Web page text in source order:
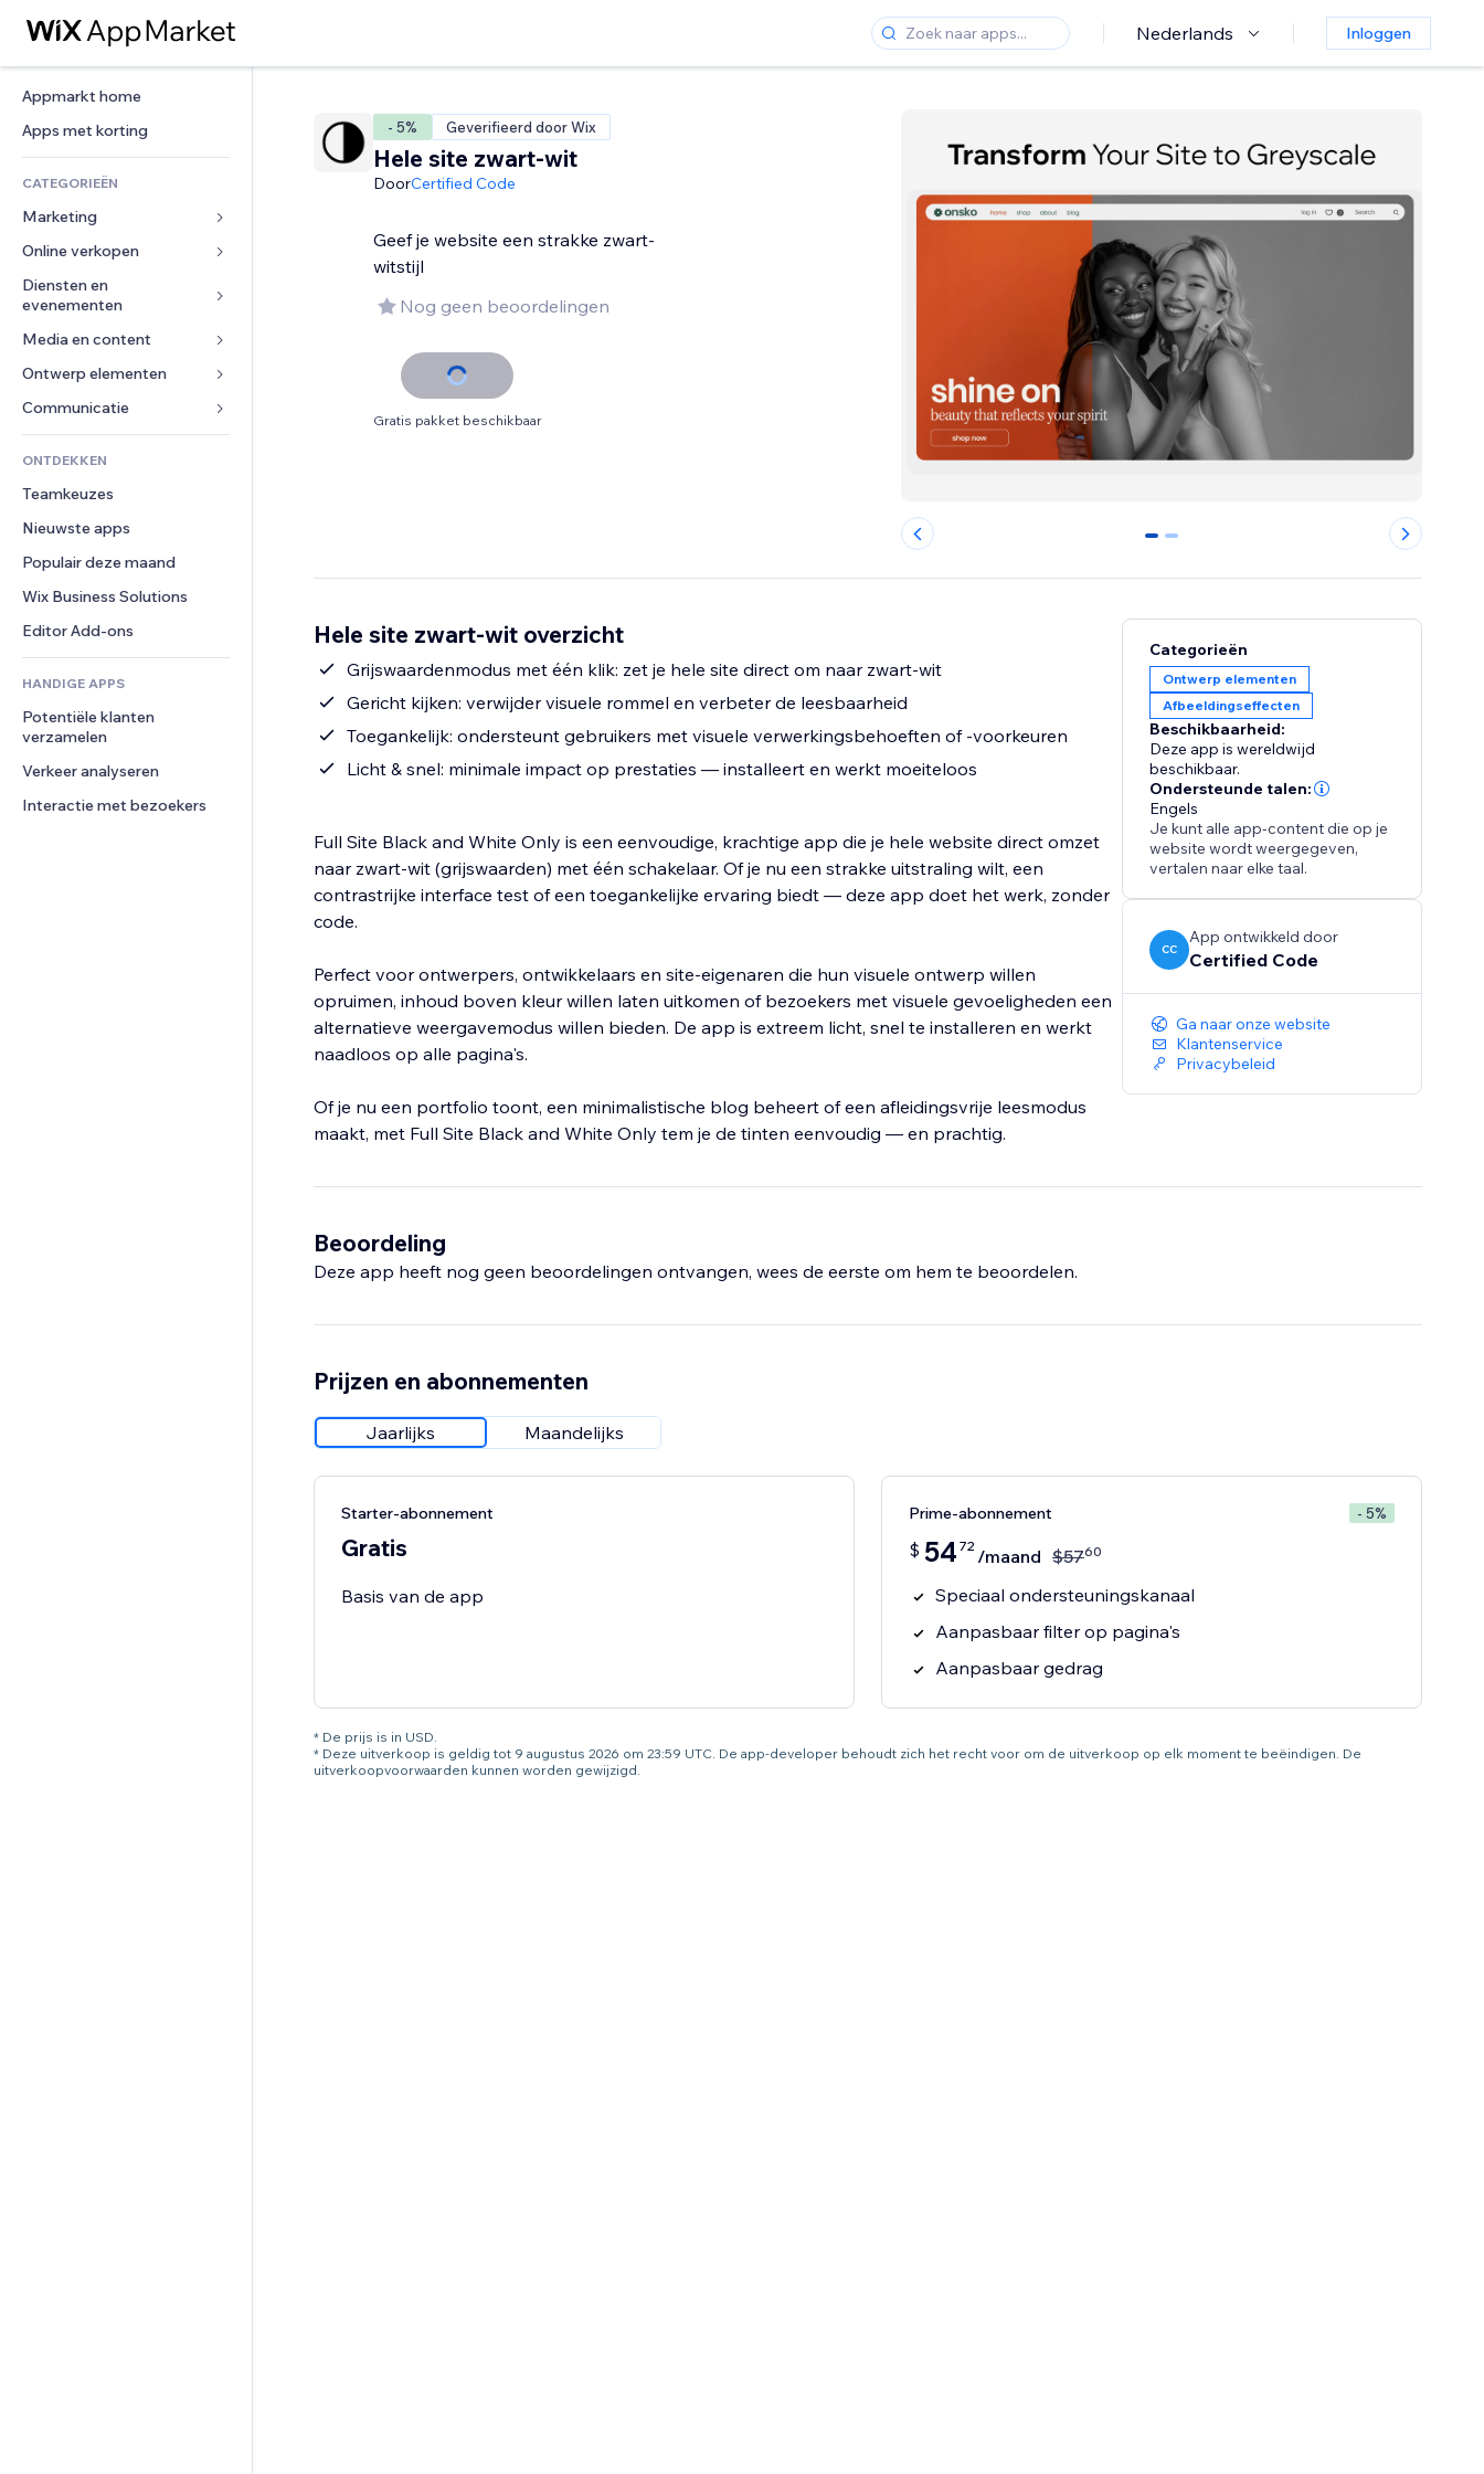
Nederlands Inloggen
Appmarkt home
Apps met korting
CATEGORIEËN
Marketing
Advertenties
Mobiel
Analytics
Social media
SEO
Betrokkenheid
Websitevermeldingen
E-mail
Conversie
Online verkopen
Apps voor webshops
Verzending en levering
Verkoopknoppen
Online cursussen
Print on demand
Boekhouding
Coupons en loyaliteit
Opslagoplossingen
Dropshipping
Prijzen en abonnementen
Crowdfunding
Eten en drinken
Diensten en
evenementen
Hotels
Evenementen
Restaurants
Vastgoed
Boekingen
Media en content
Galerij
Muziek
Podcasts
Fotografie
Video
PDF
Bestanden delen
Nieuws
Ontwerp elementen
Kaarten en navigatie
Privacy en beveiliging
Ontime
Pagina templates
Afbeeldingseffecten
Knoppen en menu's
Banners en badges
Rekenmachines
Zoeken
Weer
Grafieken en tabellen
Formulieren
Enquêtes
Chat
Opmerkingen
Telefoonnummer
Community
Beoordelingen en testimonials
CRM
ONTDEKKEN
Teamkeuzes
Nieuwste apps
Populair deze maand
Wix Business Solutions
Editor Add-ons
HANDIGE APPS
Potentiële klanten
verzamelen
Verkeer analyseren
Interactie met bezoekers
- 5% Geverifieerd door Wix
Hele site zwart-wit
DoorCertified Code
Geef je website een strakke zwart-
witstijl
Nog geen beoordelingen
Gratis pakket beschikbaar
0 1
Hele site zwart-wit overzicht
Grijswaardenmodus met één klik: zet je hele site direct om naar zwart-wit
Gericht kijken: verwijder visuele rommel en verbeter de leesbaarheid
Toegankelijk: ondersteunt gebruikers met visuele verwerkingsbehoeften of -voorkeuren
Licht & snel: minimale impact op prestaties — installeert en werkt moeiteloos
Full Site Black and White Only is een eenvoudige, krachtige app die je hele website direct omzet
naar zwart-wit (grijswaarden) met één schakelaar. Of je nu een strakke uitstraling wilt, een
contrastrijke interface test of een toegankelijke ervaring biedt — deze app doet het werk, zonder
code.
Perfect voor ontwerpers, ontwikkelaars en site-eigenaren die hun visuele ontwerp willen
opruimen, inhoud boven kleur willen laten uitkomen of bezoekers met visuele gevoeligheden een
alternatieve weergavemodus willen bieden. De app is extreem licht, snel te installeren en werkt
naadloos op alle pagina's.
Of je nu een portfolio toont, een minimalistische blog beheert of een afleidingsvrije leesmodus
maakt, met Full Site Black and White Only tem je de tinten eenvoudig — en prachtig.
Categorieën
Ontwerp elementen
Afbeeldingseffecten
Beschikbaarheid:
Deze app is wereldwijd
beschikbaar.
Ondersteunde talen:
Engels
Je kunt alle app-content die op je
website wordt weergegeven,
vertalen naar elke taal.
CC
App ontwikkeld door
Certified Code
Ga naar onze website
Klantenservice
Privacybeleid
Beoordeling
Deze app heeft nog geen beoordelingen ontvangen, wees de eerste om hem te beoordelen.
Prijzen en abonnementen
Jaarlijks Maandelijks
Starter-abonnement
Gratis
Basis van de app
Prime-abonnement - 5%
$ 54 72 /maand $5760
Speciaal ondersteuningskanaal
Aanpasbaar filter op pagina's
Aanpasbaar gedrag
* De prijs is in USD.
* Deze uitverkoop is geldig tot 9 augustus 2026 om 23:59 UTC. De app-developer behoudt zich het recht voor om de uitverkoop op elk moment te beëindigen. De
uitverkoopvoorwaarden kunnen worden gewijzigd.